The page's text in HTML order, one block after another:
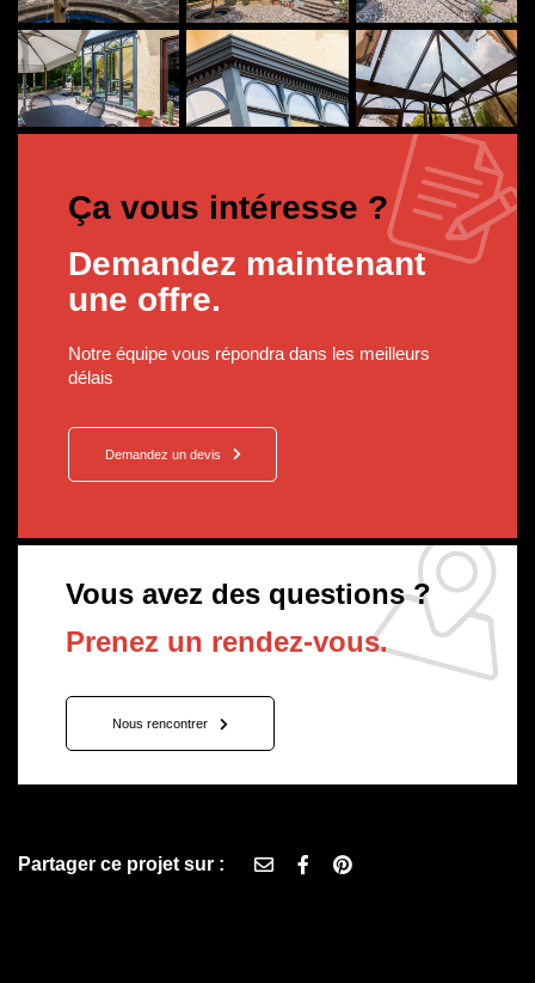
Ça vous intéresse ?
Demandez maintenant
une offre.
Notre équipe vous répondra dans les meilleurs
délais
Demandez un devis
Vous avez des questions ?
Prenez un rendez-vous.
Nous rencontrer
Partager ce projet sur :